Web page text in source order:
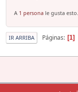
A 1 persona le gusta esto.
IR ARRIBA Páginas 1